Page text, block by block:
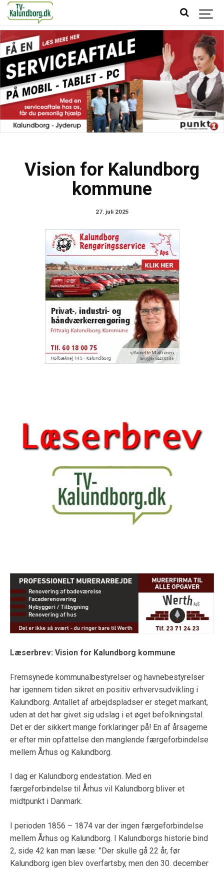
Vision for Kalundborg
kommune
27. juli 2025
Læserbrev: Vision for Kalundborg kommune
Fremsynede kommunalbestyrelser og havnebestyrelser
har igennem tiden sikret en positiv erhvervsudvikling i
Kalundborg. Antallet af arbejdspladser er steget markant,
uden at det har givet sig udslag i et øget befolkningstal.
Det er der sikkert mange forklaringer på! En af årsagerne
er efter min opfattelse den manglende færgeforbindelse
mellem Århus og Kalundborg.
I dag er Kalundborg endestation. Med en
færgeforbindelse til Århus vil Kalundborg bliver et
midtpunkt i Danmark.
I perioden 1856 – 1874 var der ingen færgeforbindelse
mellem Århus og Kalundborg. I Kalundborgs historie bind
2, side 42 kan man læse: ”Der skulle gå 22 år, før
Kalundborg igen blev overfartsby, men den 30. december